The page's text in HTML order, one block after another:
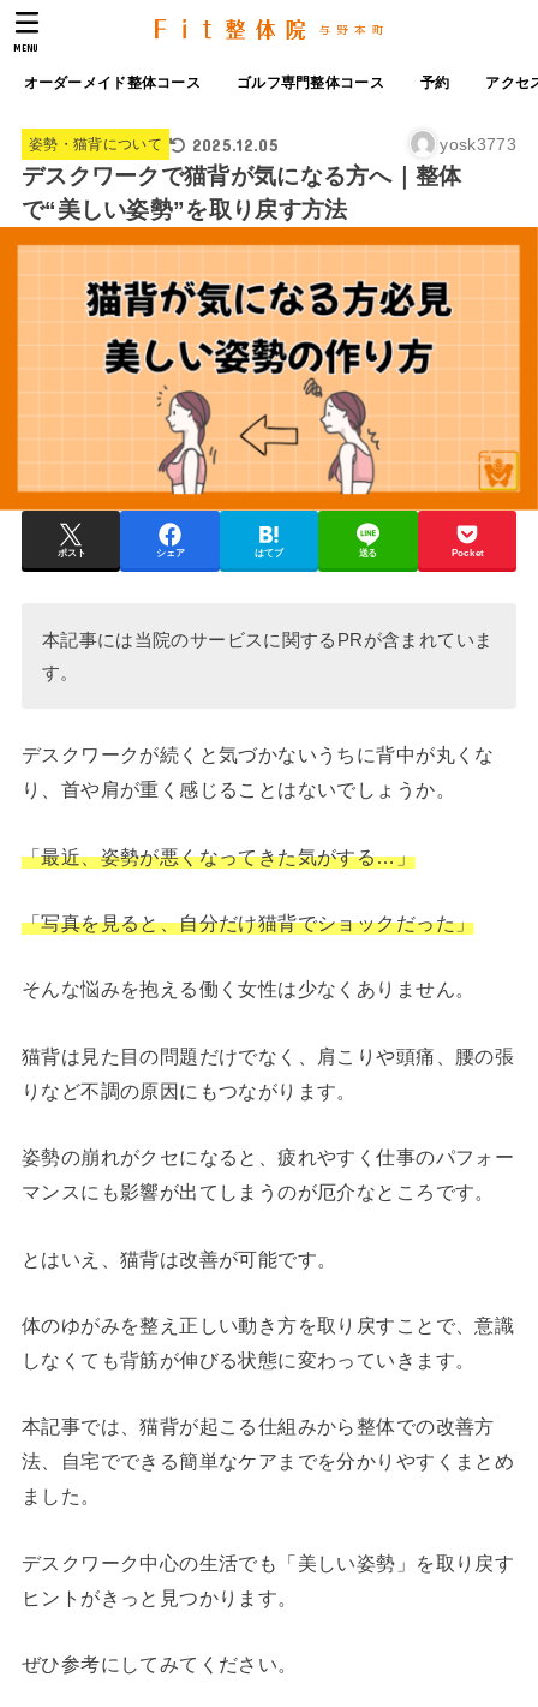
オーダーメイド整体コース ゴルフ専門整体コース 予約 アクセ
MENU
姿勢・猫背について 2025.12.05 yosk3773
デスクワークで猫背が気になる方へ｜整体
で“美しい姿勢”を取り戻す方法
ポスト シェア はてブ 送る Pocket
本記事には当院のサービスに関するPRが含まれていま
す。
デスクワークが続くと気づかないうちに背中が丸くな
り、首や肩が重く感じることはないでしょうか。
「最近、姿勢が悪くなってきた気がする…」
「写真を見ると、自分だけ猫背でショックだった」
そんな悩みを抱える働く女性は少なくありません。
猫背は見た目の問題だけでなく、肩こりや頭痛、腰の張
りなど不調の原因にもつながります。
姿勢の崩れがクセになると、疲れやすく仕事のパフォー
マンスにも影響が出てしまうのが厄介なところです。
とはいえ、猫背は改善が可能です。
体のゆがみを整え正しい動き方を取り戻すことで、意識
しなくても背筋が伸びる状態に変わっていきます。
本記事では、猫背が起こる仕組みから整体での改善方
法、自宅でできる簡単なケアまでを分かりやすくまとめ
ました。
デスクワーク中心の生活でも「美しい姿勢」を取り戻す
ヒントがきっと見つかります。
ぜひ参考にしてみてください。